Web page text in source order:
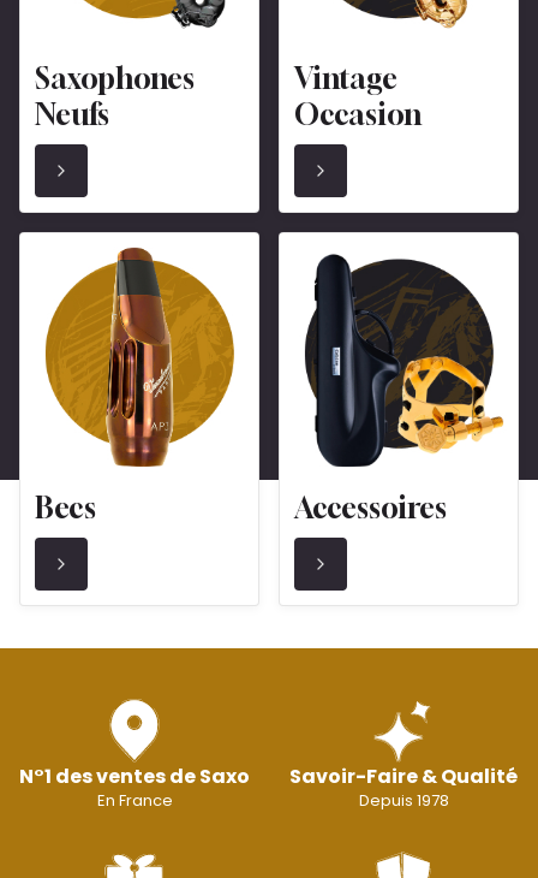
Saxophones
Neufs
Vintage
Occasion
Becs Accessoires
N°1 des ventes de Saxo
En France
Savoir-Faire & Qualité
Depuis 1978